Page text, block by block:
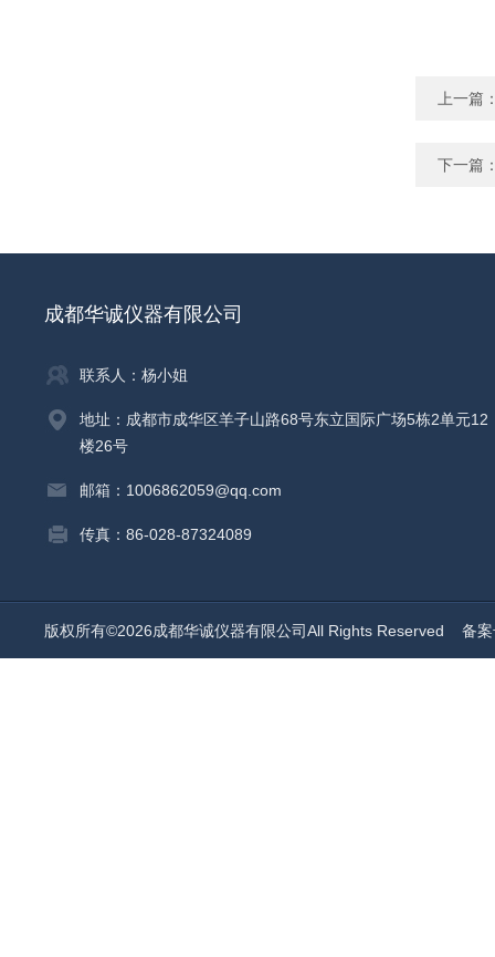
上一篇
下一篇
成都华诚仪器有限公司
联系人：杨小姐
地址：成都市成华区羊子山路68号东立国际广场5栋2单元12
楼26号
邮箱：1006862059@qq.com
传真：86-028-87324089
版权所有©2026成都华诚仪器有限公司All Rights Reserved 备